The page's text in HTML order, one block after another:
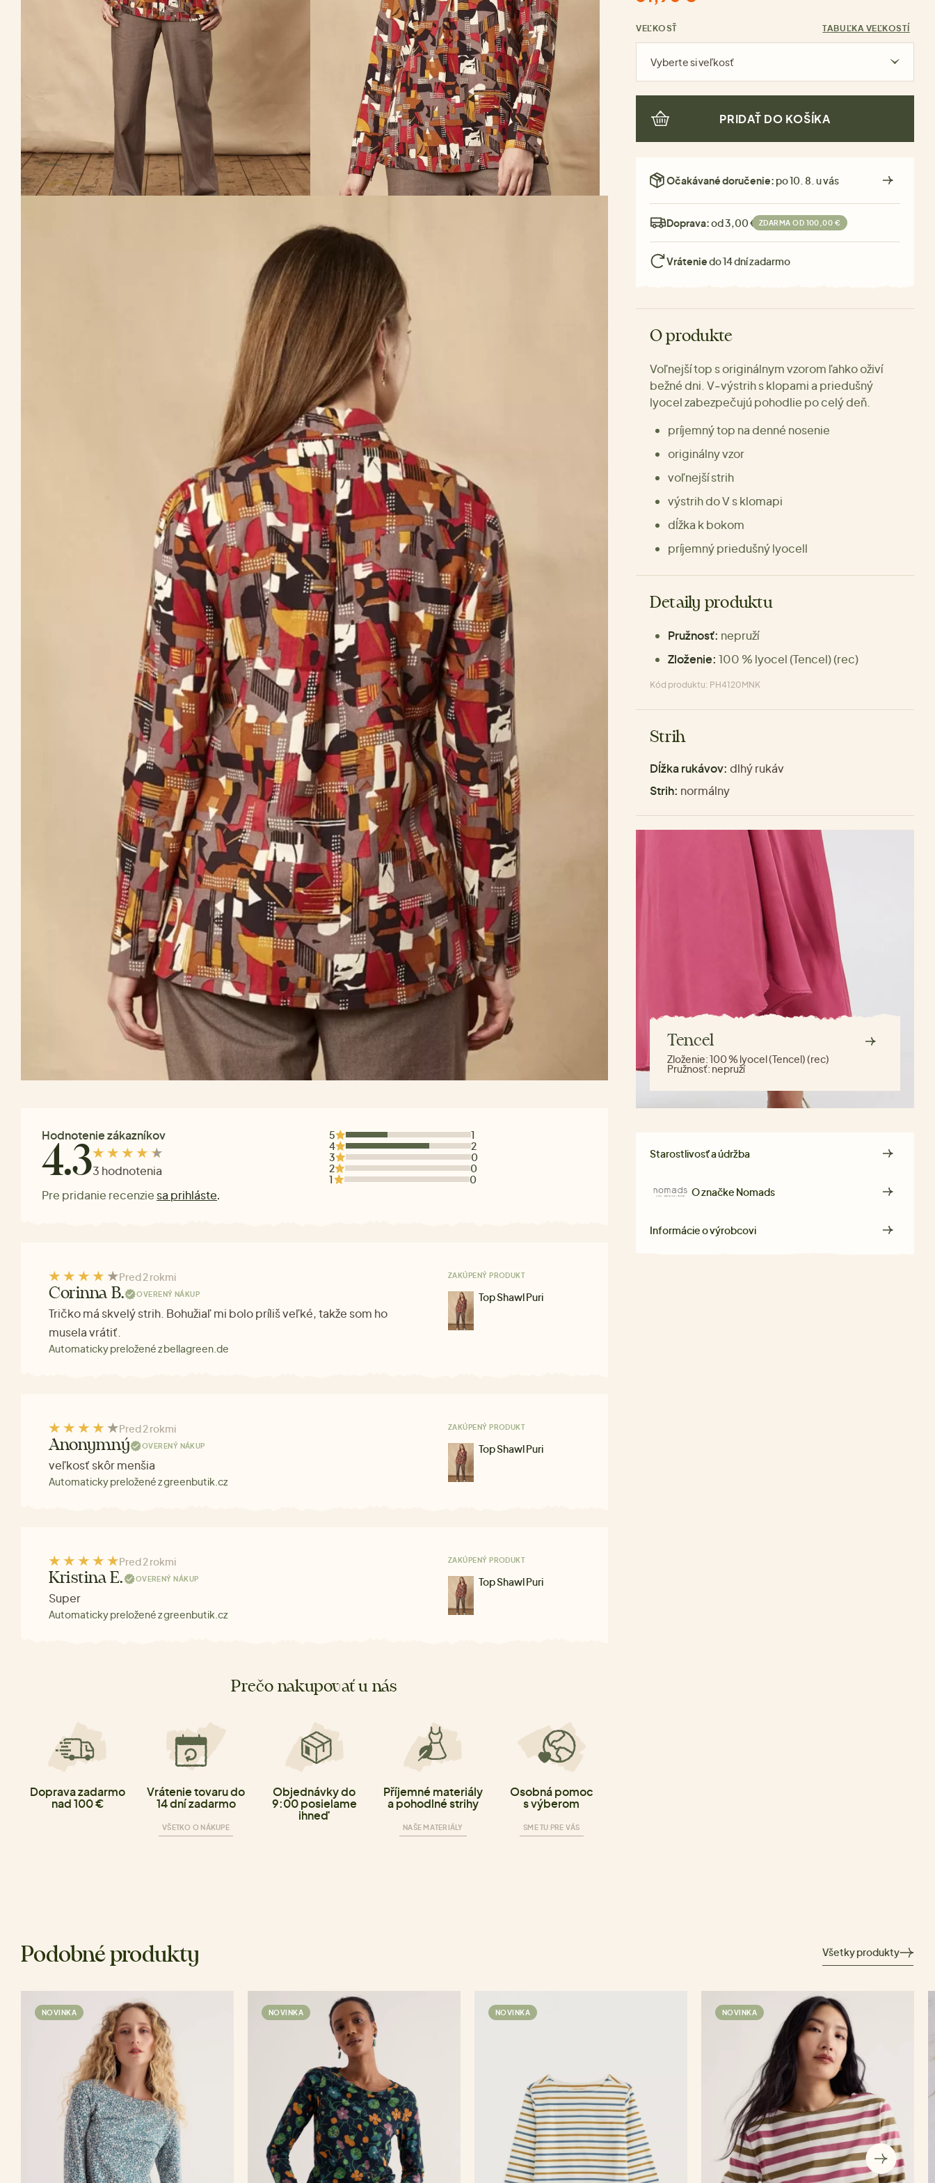
Hodnotenie zákazníkov
4.33 hodnotenia
Pre pridanie recenzie sa prihláste.
5
1
4
2
3
0
2
0
1
0
Pred 2 rokmi
Corinna B. OVERENÝ NÁKUP
Tričko má skvelý strih. Bohužiaľ mi bolo príliš veľké, takže som ho
musela vrátiť.
Automaticky preložené z bellagreen.de
ZAKÚPENÝ PRODUKT
Top Shawl Puri
Pred 2 rokmi
Anonymný OVERENÝ NÁKUP
veľkosť skôr menšia
Automaticky preložené z greenbutik.cz
ZAKÚPENÝ PRODUKT
Top Shawl Puri
Pred 2 rokmi
Kristina E. OVERENÝ NÁKUP
Super
Automaticky preložené z greenbutik.cz
ZAKÚPENÝ PRODUKT
Top Shawl Puri
Prečo nakupovať u nás
Doprava zadarmo
nad 100 €
Vrátenie tovaru do
14 dní zadarmo
VŠETKO O NÁKUPE
Objednávky do
9:00 posielame
ihneď
Příjemné materiály
a pohodlné strihy
NAŠE MATERIÁLY
Osobná pomoc
s výberom
SME TU PRE VÁS
VEĽKOSŤ TABUĽKA VEĽKOSTÍ
Vyberte si veľkosť
PRIDAŤ DO KOŠÍKA
Očakávané doručenie: po 10. 8. u vás
Doprava:od 3,00 € ZDARMA OD 100,00 €
Vráteniedo 14 dní zadarmo
O produkte
Voľnejší top s originálnym vzorom ľahko oživí
bežné dni. V‑výstrih s klopami a priedušný
lyocel zabezpečujú pohodlie po celý deň.
príjemný top na denné nosenie
originálny vzor
voľnejší strih
výstrih do V s klomapi
dĺžka k bokom
príjemný priedušný lyocell
Detaily produktu
Pružnosť: nepruží
Zloženie: 100 % lyocel (Tencel) (rec)
Kód produktu: PH4120MNK
Strih
Dĺžka rukávov: dlhý rukáv
Strih: normálny
Tencel
Zloženie:100 % lyocel (Tencel) (rec)
Pružnosť: nepruží
Starostlivosť a údržba
O značke Nomads
Informácie o výrobcovi
Podobné produkty Všetky produkty
NOVINKA NOVINKA NOVINKA NOVINKA